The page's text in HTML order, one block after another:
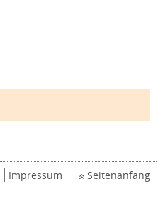
Impressum Seitenanfang